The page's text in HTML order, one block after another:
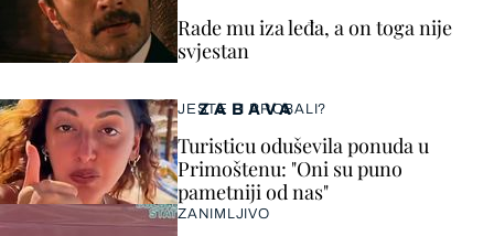
ZABAVA
JESTE LI PROBALI?
Turisticu oduševila ponuda u
Primoštenu: "Oni su puno
pametniji od nas"
ZANIMLJIVO
Rade mu iza leđa, a on toga nije
svjestan